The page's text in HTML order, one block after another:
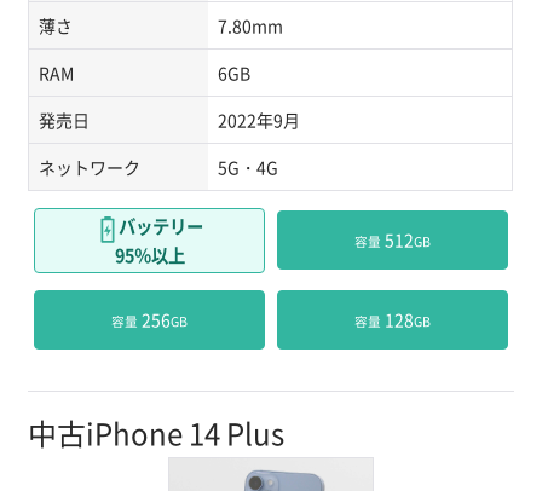
薄さ
7.80mm
RAM
6GB
発売日
2022年9月
ネットワーク
5G・4G
バッテリー
95％以上
容量 512GB
容量 256GB 容量 128GB
中古iPhone 14 Plus